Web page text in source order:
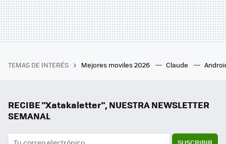
TEMAS DE INTERÉS Mejores moviles 2026 Claude
RECIBE "Xatakaletter", NUESTRA NEWSLETTER
SEMANAL